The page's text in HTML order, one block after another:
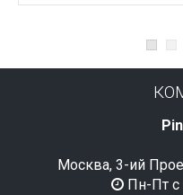
Москва, 3-ий
Пн-Пт с